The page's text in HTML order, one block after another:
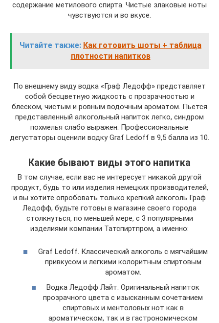
содержание метилового спирта. Чистые злаковые ноты
чувствуются и во вкусе.
Читайте также: Как готовить шоты + таблица
плотности напитков
По внешнему виду водка «Граф Ледофф» представляет
собой бесцветную жидкость с прозрачностью и
блеском, чистым и ровным водочным ароматом. Пьется
представленный алкогольный напиток легко, синдром
похмелья слабо выражен. Профессиональные
дегустаторы оценили водку Graf Ledoff в 9,5 балла из 10.
Какие бывают виды этого напитка
В том случае, если вас не интересует никакой другой
продукт, будь то или изделия немецких производителей,
и вы хотите опробовать только крепкий алкоголь Граф
Ледофф, будьте готовы в магазине своего города
столкнуться, по меньшей мере, с 3 популярными
изделиями компании Татспиртпром, а именно:
Graf Ledoff. Классический алкоголь с мягчайшим
привкусом и легкими колоритным спиртовым
ароматом.
Водка Ледофф Лайт. Оригинальный напиток
прозрачного цвета с изысканным сочетанием
спиртовых и ментоловых нот как в
ароматическом, так и в гастрономическом